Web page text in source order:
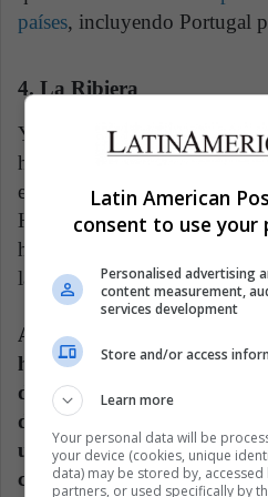
países, incluyendo Portugal
4. La Ribiera
Y no puedes presumir haber
haber visitadola ribiera del
es considerado como
Humanidad por su
ha sido catalogado por
las mejores experiencias de
Algunas de las razones por
hacer este recorrido es por
de los edificios con
de las terrazas desde las
una exquisita cena
con el mar de fondo, y ni se
Latin American
consent to use your
Personalised advertising
content measurement,
services development
Store and/or access
Learn more
Your personal data will be
your device (cookies, unique
data) may be stored by,
partners, or used specifically by